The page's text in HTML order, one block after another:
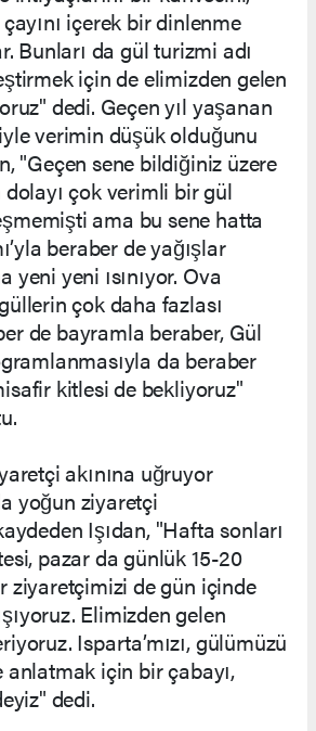
içerek bir dinlenme
Bunları da gül turizmi adı
için de elimizden gelen
dedi. Geçen yıl yaşanan
verimin düşük olduğunu
"Geçen sene bildiğiniz üzere
çok verimli bir gül
ama bu sene hatta
beraber de yağışlar
yeni yeni ısınıyor. Ova
çok daha fazlası
de bayramla beraber, Gül
da beraber
kitlesi de bekliyoruz"
akınına uğruyor
yoğun ziyaretçi
Işıdan, "Hafta sonları
pazar da günlük 15-20
ziyaretçimizi de gün içinde
Elimizden gelen
Isparta’mızı, gülümüzü
anlatmak için bir çabayı,
dedi.